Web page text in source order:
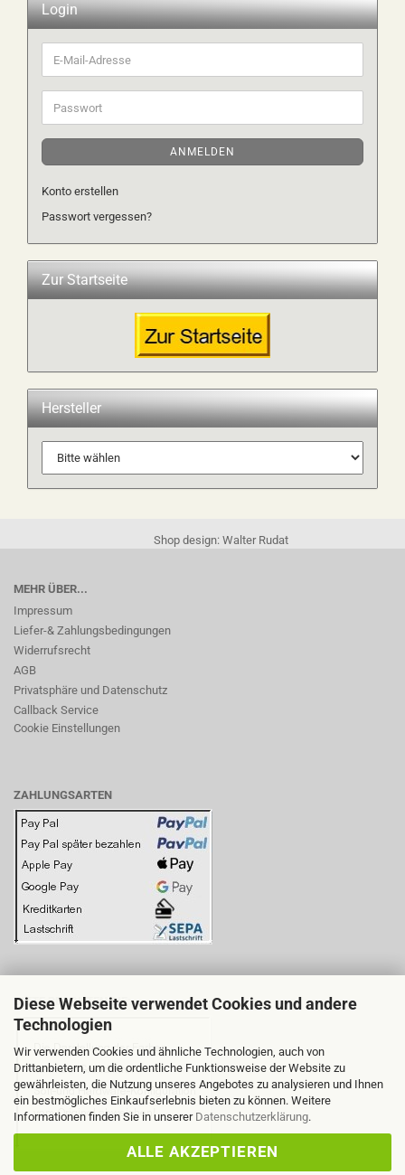
Diese Webseite verwendet Cookies und andere
Technologien
Wir verwenden Cookies und ähnliche Technologien, auch von
Drittanbietern, um die ordentliche Funktionsweise der Website zu
gewährleisten, die Nutzung unseres Angebotes zu analysieren und Ihnen
ein bestmögliches Einkaufserlebnis bieten zu können. Weitere
Informationen finden Sie in unserer Datenschutzerklärung.
ALLE AKZEPTIEREN
Login
E-
Mail-
Adresse
Passwort
ANMELDEN
Konto erstellen
Passwort vergessen?
Zur Startseite
Hersteller
Shop design: Walter Rudat
MEHR ÜBER...
Impressum
Liefer-& Zahlungsbedingungen
Widerrufsrecht
AGB
Privatsphäre und Datenschutz
Callback Service
Cookie Einstellungen
ZAHLUNGSARTEN
BITTE BEACHTEN SIE: